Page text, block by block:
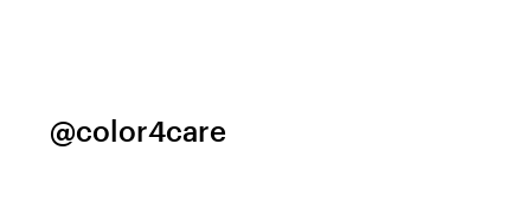
@color4care